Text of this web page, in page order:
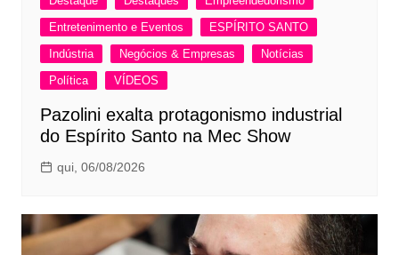
Entretenimento e Eventos
ESPÍRITO SANTO
Indústria
Negócios & Empresas
Notícias
Política
VÍDEOS
Pazolini exalta protagonismo industrial
do Espírito Santo na Mec Show
qui, 06/08/2026